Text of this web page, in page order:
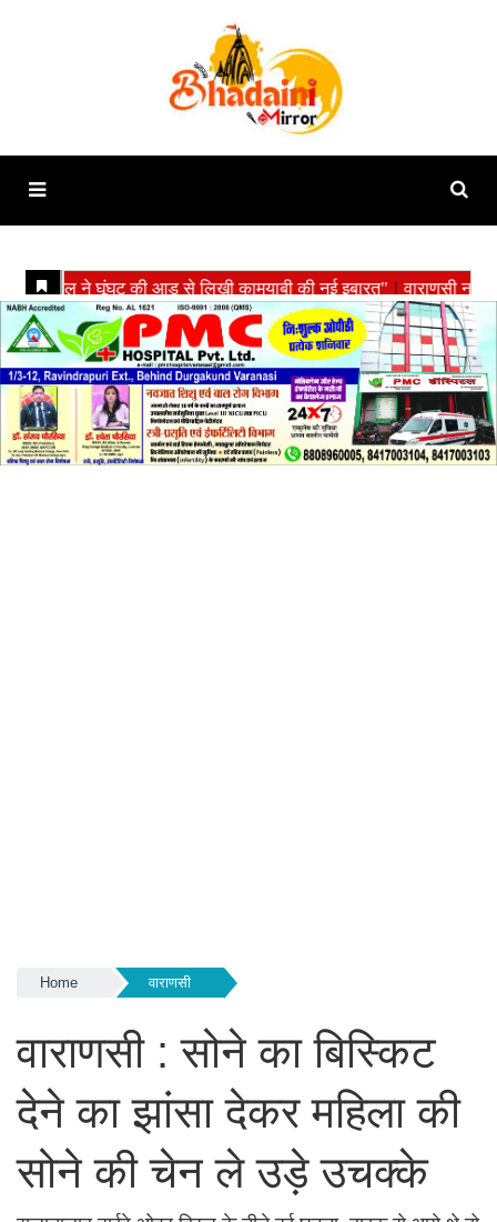
Home वाराणसी
वाराणसी : सोने का बिस्किट
देने का झांसा देकर महिला की
सोने की चेन ले उड़े उचक्के